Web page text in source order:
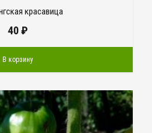
красавица
40₽
В корзину